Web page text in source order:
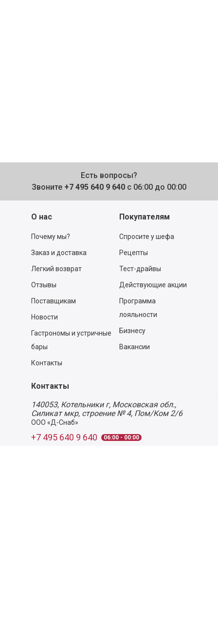
Есть вопросы?
Звоните +7 495 640 9 640 с 06:00 до 00:00
О нас
Почему мы?
Заказ и доставка
Легкий возврат
Отзывы
Поставщикам
Новости
Гастрономы и устричные
бары
Контакты
Покупателям
Спросите у шефа
Рецепты
Тест-драйвы
Действующие акции
Программа
лояльности
Бизнесу
Вакансии
Контакты
140053, Котельники г, Московская обл.,
Силикат мкр, строение № 4, Пом/Ком 2/6
ООО «Д-Снаб»
+7 495 640 9 640 06:00 - 00:00